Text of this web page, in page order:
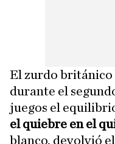
El zurdo
durante el
juegos el
el quiebre en el
blanco, devolvió